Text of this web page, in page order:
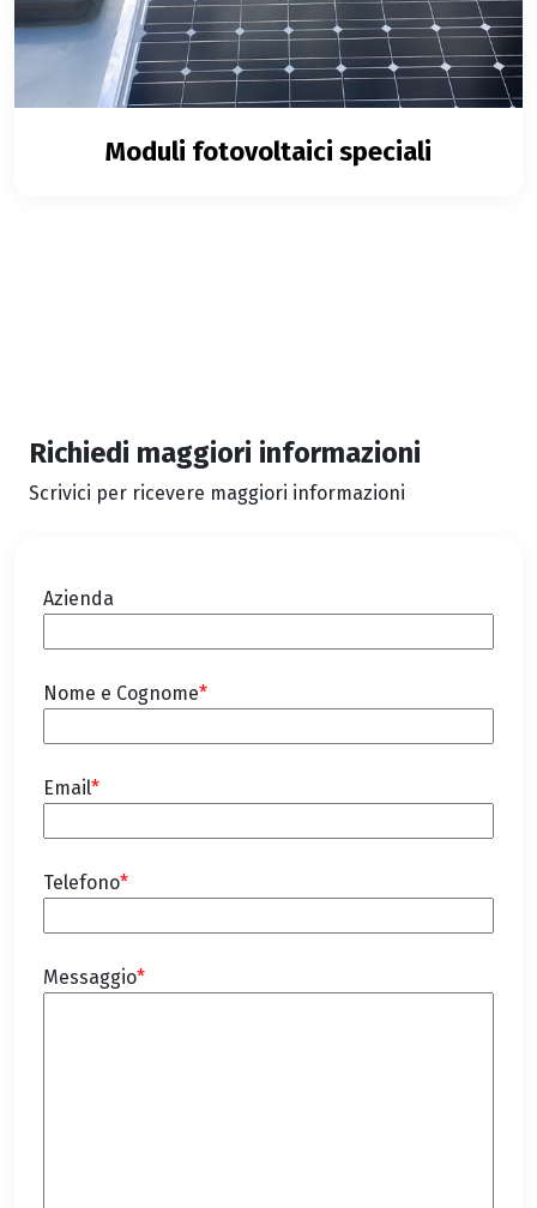
Moduli fotovoltaici speciali
Richiedi maggiori informazioni
Scrivici per ricevere maggiori informazioni
Azienda
Nome e Cognome*
Email*
Telefono*
Messaggio*